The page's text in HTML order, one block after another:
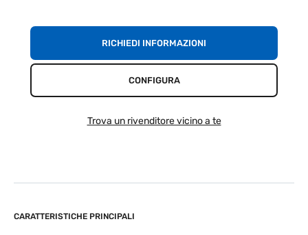
CARATTERISTICHE PRINCIPALI
RICHIEDI INFORMAZIONI
CONFIGURA
Trova un rivenditore vicino a te